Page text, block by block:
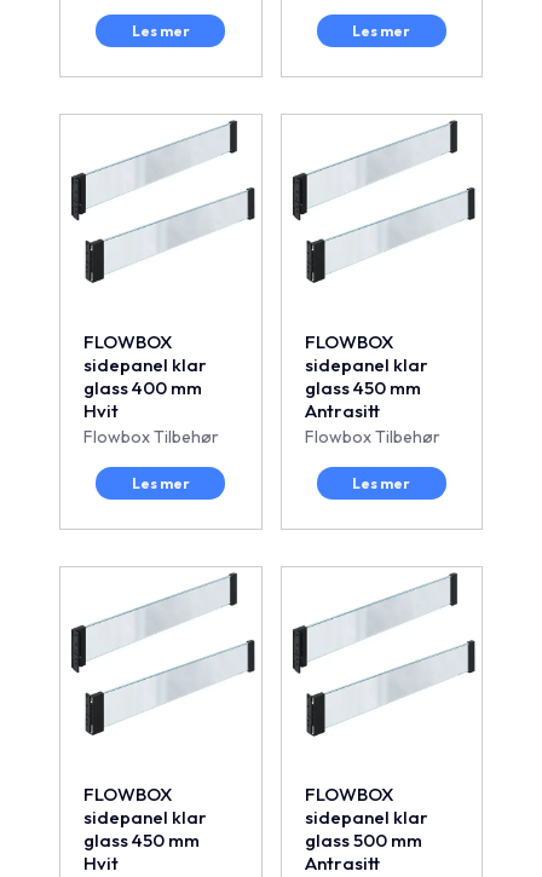
Les mer Les mer
FLOWBOX
sidepanel klar
glass 400 mm
Hvit
Flowbox Tilbehør
Les mer
FLOWBOX
sidepanel klar
glass 450 mm
Antrasitt
Flowbox Tilbehør
Les mer
FLOWBOX
sidepanel klar
glass 450 mm
Hvit
FLOWBOX
sidepanel klar
glass 500 mm
Antrasitt